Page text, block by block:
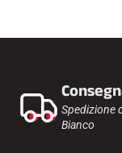
Spedizione
Bianco